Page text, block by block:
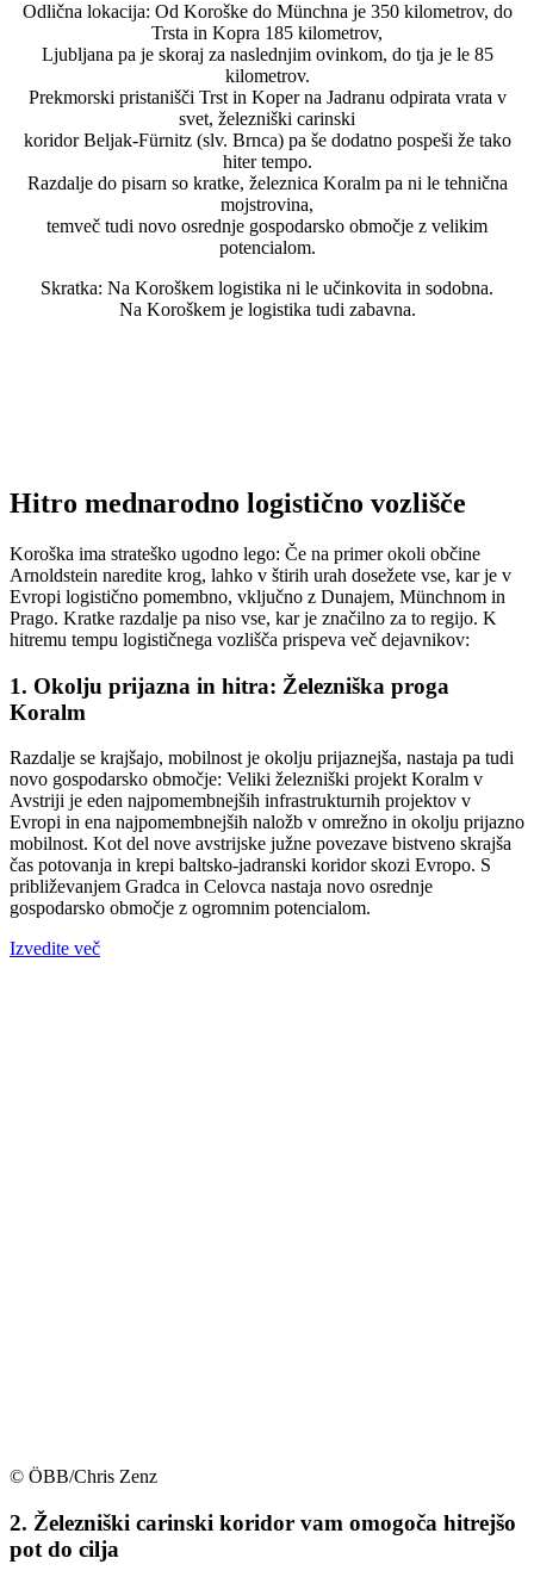
Odlična lokacija: Od Koroške do Münchna je 350 kilometrov, do
Trsta in Kopra 185 kilometrov,
Ljubljana pa je skoraj za naslednjim ovinkom, do tja je le 85
kilometrov.
Prekmorski pristanišči Trst in Koper na Jadranu odpirata vrata v
svet, železniški carinski
koridor Beljak-Fürnitz (slv. Brnca) pa še dodatno pospeši že tako
hiter tempo.
Razdalje do pisarn so kratke, železnica Koralm pa ni le tehnična
mojstrovina,
temveč tudi novo osrednje gospodarsko območje z velikim
potencialom.
Skratka: Na Koroškem logistika ni le učinkovita in sodobna.
Na Koroškem je logistika tudi zabavna.
Hitro mednarodno logistično vozlišče
Koroška ima strateško ugodno lego: Če na primer okoli občine
Arnoldstein naredite krog, lahko v štirih urah dosežete vse, kar je v
Evropi logistično pomembno, vključno z Dunajem, Münchnom in
Prago. Kratke razdalje pa niso vse, kar je značilno za to regijo. K
hitremu tempu logističnega vozlišča prispeva več dejavnikov:
1. Okolju prijazna in hitra: Železniška proga
Koralm
Razdalje se krajšajo, mobilnost je okolju prijaznejša, nastaja pa tudi
novo gospodarsko območje: Veliki železniški projekt Koralm v
Avstriji je eden najpomembnejših infrastrukturnih projektov v
Evropi in ena najpomembnejših naložb v omrežno in okolju prijazno
mobilnost. Kot del nove avstrijske južne povezave bistveno skrajša
čas potovanja in krepi baltsko-jadranski koridor skozi Evropo. S
približevanjem Gradca in Celovca nastaja novo osrednje
gospodarsko območje z ogromnim potencialom.
Izvedite več
© ÖBB/Chris Zenz
2. Železniški carinski koridor vam omogoča hitrejšo
pot do cilja